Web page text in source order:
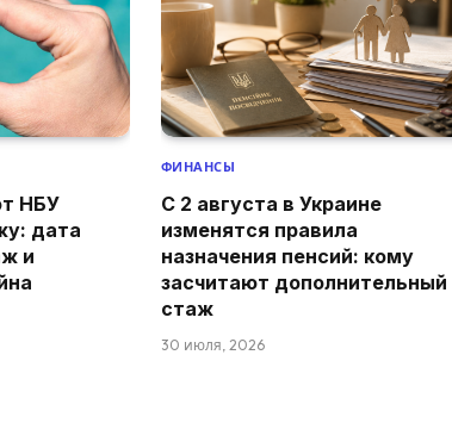
НБУ
дата
и
ФИНАНСЫ
С 2 августа в Украине
изменятся правила
назначения пенсий: кому
засчитают дополнительный
стаж
30 июля, 2026